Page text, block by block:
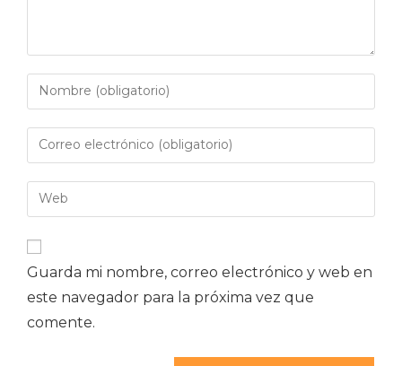
Guarda mi nombre, correo electrónico y web en
este navegador para la próxima vez que
comente.